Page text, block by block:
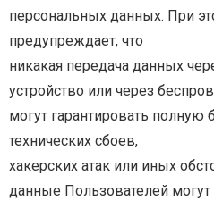
персональных данных. При
предупреждает, что
никакая передача данных
устройство или через
могут гарантировать полную
технических сбоев,
хакерских атак или иных
данные Пользователей могут